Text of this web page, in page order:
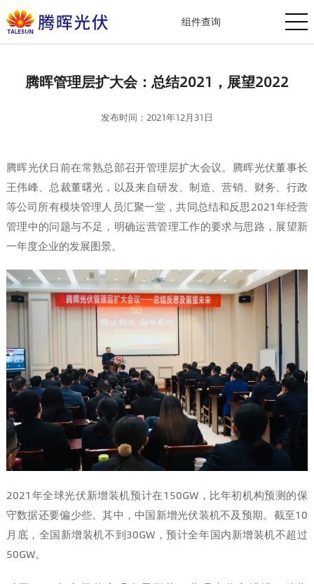
组件查询
腾晖管理层扩大会：总结2021，展望2022
发布时间：2021年12月31日
腾晖光伏日前在常熟总部召开管理层扩大会议。腾晖光伏董事长
王伟峰、总裁董曙光，以及来自研发、制造、营销、财务、行政
等公司所有模块管理人员汇聚一堂，共同总结和反思2021年经营
管理中的问题与不足，明确运营管理工作的要求与思路，展望新
一年度企业的发展图景。
2021年全球光伏新增装机预计在150GW，比年初机构预测的保
守数据还要偏少些。其中，中国新增光伏装机不及预期。截至10
月底，全国新增装机不到30GW，预计全年国内新增装机不超过
50GW。